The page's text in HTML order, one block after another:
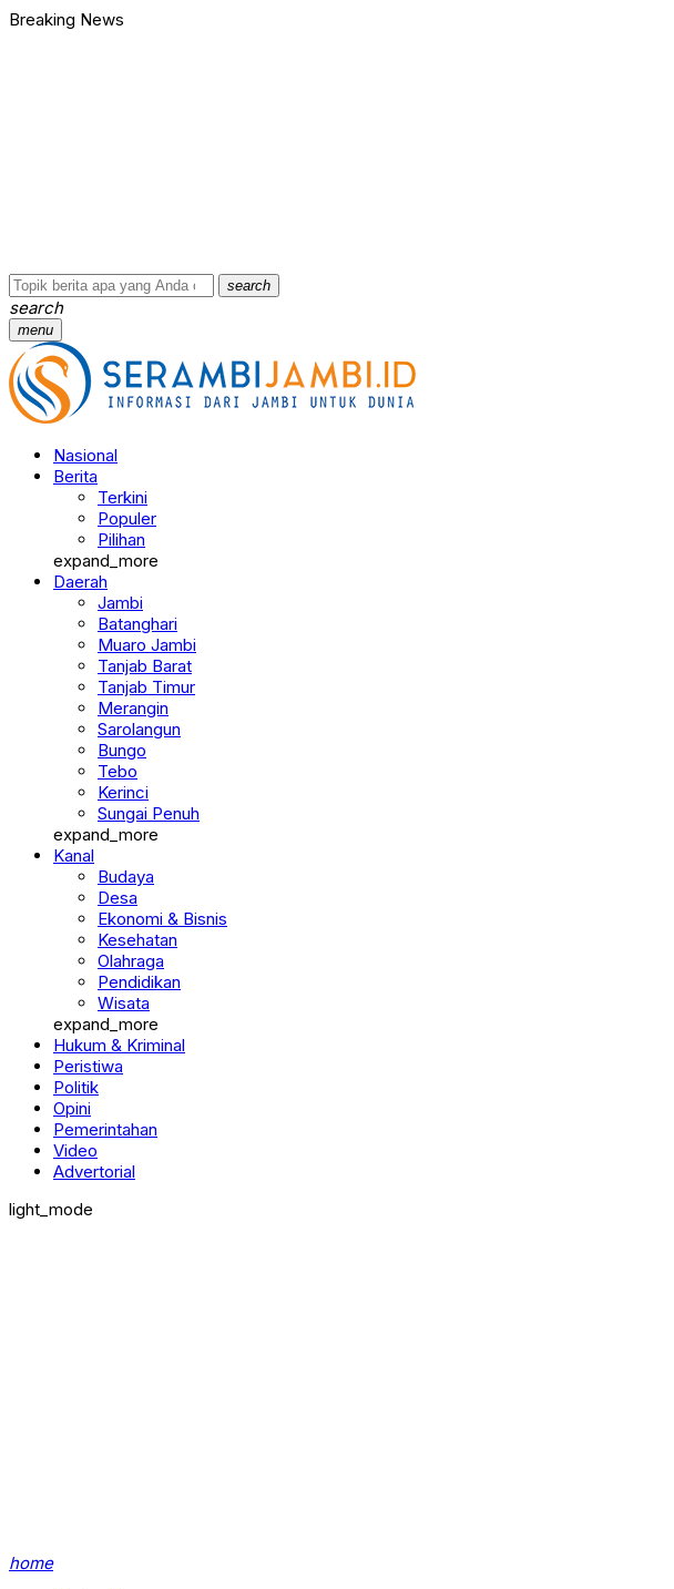
Breaking News
search
search
menu
Nasional
Berita
Terkini
Populer
Pilihan
expand_more
Daerah
Jambi
Batanghari
Muaro Jambi
Tanjab Barat
Tanjab Timur
Merangin
Sarolangun
Bungo
Tebo
Kerinci
Sungai Penuh
expand_more
Kanal
Budaya
Desa
Ekonomi & Bisnis
Kesehatan
Olahraga
Pendidikan
Wisata
expand_more
Hukum & Kriminal
Peristiwa
Politik
Opini
Pemerintahan
Video
Advertorial
light_mode
home